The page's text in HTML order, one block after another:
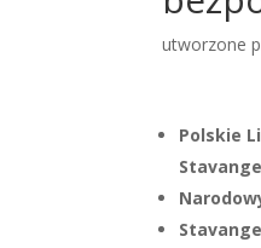
utworzone
Polskie